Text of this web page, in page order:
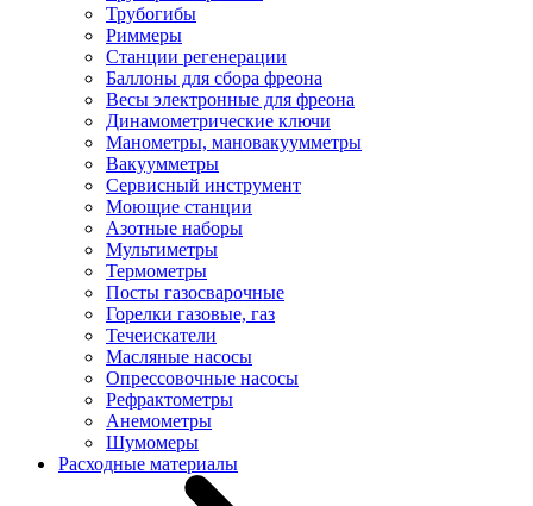
Трубогибы
Риммеры
Станции регенерации
Баллоны для сбора фреона
Весы электронные для фреона
Динамометрические ключи
Манометры, мановакуумметры
Вакуумметры
Сервисный инструмент
Моющие станции
Азотные наборы
Мультиметры
Термометры
Посты газосварочные
Горелки газовые, газ
Течеискатели
Масляные насосы
Опрессовочные насосы
Рефрактометры
Анемометры
Шумомеры
Расходные материалы